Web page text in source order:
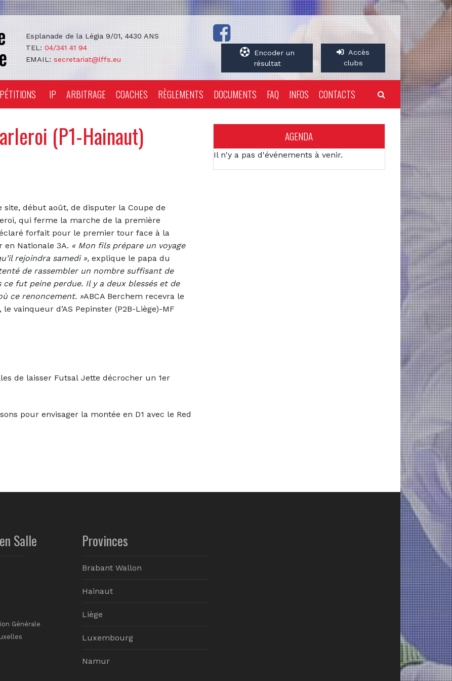
Esplanade de la Légia 9/01, 4430 ANS
TEL: 04/341 41 94
EMAIL: secretariat@lffs.eu
Encoder un
résultat
Accès
clubs
IP ARBITRAGE COACHES RÈGLEMENTS DOCUMENTS FAQ INFOS CONTACTS
(P1-Hainaut)
site, début août, de disputer la Coupe de
qui ferme la marche de la première
forfait pour le premier tour face à la
en Nationale 3A. « Mon fils prépare un voyage
rejoindra samedi », explique le papa du
de rassembler un nombre suffisant de
fut peine perdue. Il y a deux blessés et de
ce renoncement. »ABCA Berchem recevra le
vainqueur d’AS Pepinster (P2B-Liège)-MF
de laisser Futsal Jette décrocher un 1er
pour envisager la montée en D1 avec le Red
AGENDA
Il n'y a pas d'événements à venir.
Salle
Générale
Provinces
Brabant Wallon
Hainaut
Liège
Luxembourg
Namur